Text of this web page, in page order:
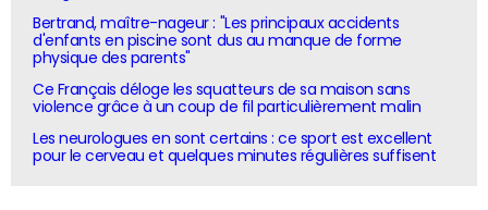
Bertrand, maître-nageur : "Les principaux accidents
d'enfants en piscine sont dus au manque de forme
physique des parents"
Ce Français déloge les squatteurs de sa maison sans
violence grâce à un coup de fil particulièrement malin
Les neurologues en sont certains : ce sport est excellent
pour le cerveau et quelques minutes régulières suffisent